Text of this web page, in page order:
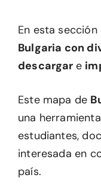
En esta
Bulgaria con
descargar e
Este mapa de
una
estudiantes,
interesada en
país.